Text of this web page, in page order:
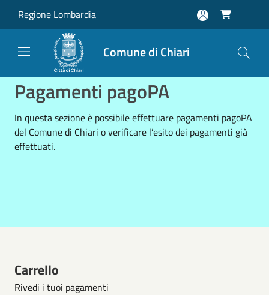
Regione Lombardia 
Comune di Chiari
Pagamenti pagoPA
In questa sezione è possibile effettuare pagamenti pagoPA
del Comune di Chiari o verificare l’esito dei pagamenti già
effettuati.
Carrello
Rivedi i tuoi pagamenti